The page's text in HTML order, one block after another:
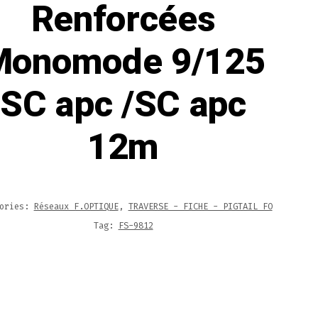
Renforcées
9/125
SC apc /SC apc
12m
Réseaux F.OPTIQUE, TRAVERSE - FICHE - PIGTAIL FO
Tag: FS-9812